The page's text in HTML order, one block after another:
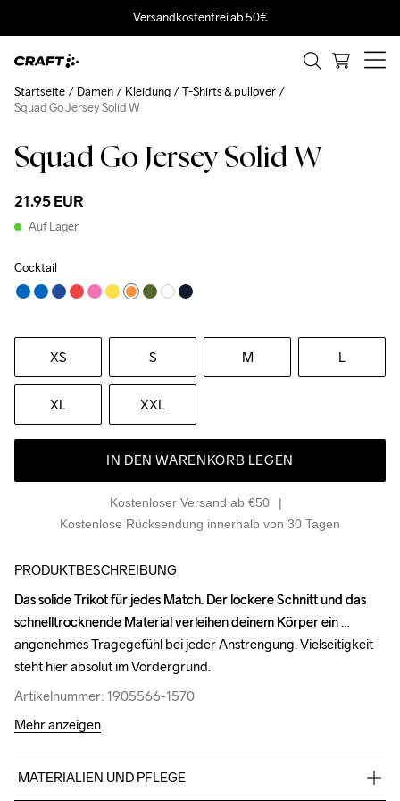
Versandkostenfrei ab 50€
Squad Go Jersey Solid W
21.95 EUR
Auf Lager
Cocktail
XS S M L
XL XXL
IN DEN WARENKORB LEGEN
Kostenloser Versand ab €50
Kostenlose Rücksendung innerhalb von 30 Tagen
Startseite Damen Kleidung
T-Shirts & pullover
Squad Go Jersey Solid W
PRODUKTBESCHREIBUNG
Das solide Trikot für jedes Match. Der lockere Schnitt und das
schnelltrocknende Material verleihen deinem Körper ein
angenehmes Tragegefühl bei jeder Anstrengung. Vielseitigkeit
steht hier absolut im Vordergrund.
Artikelnummer: 1905566-1570
Das solide Trikot für jedes Match. Der lockere Schnitt und das
schnelltrocknende Material verleihen deinem Körper ein
angenehmes Tragegefühl bei jeder Anstrengung. Vielseitigkeit
steht hier absolut im Vordergrund.
Artikelnummer: 1905566-1570
Mehr anzeigen
MATERIALIEN UND PFLEGE